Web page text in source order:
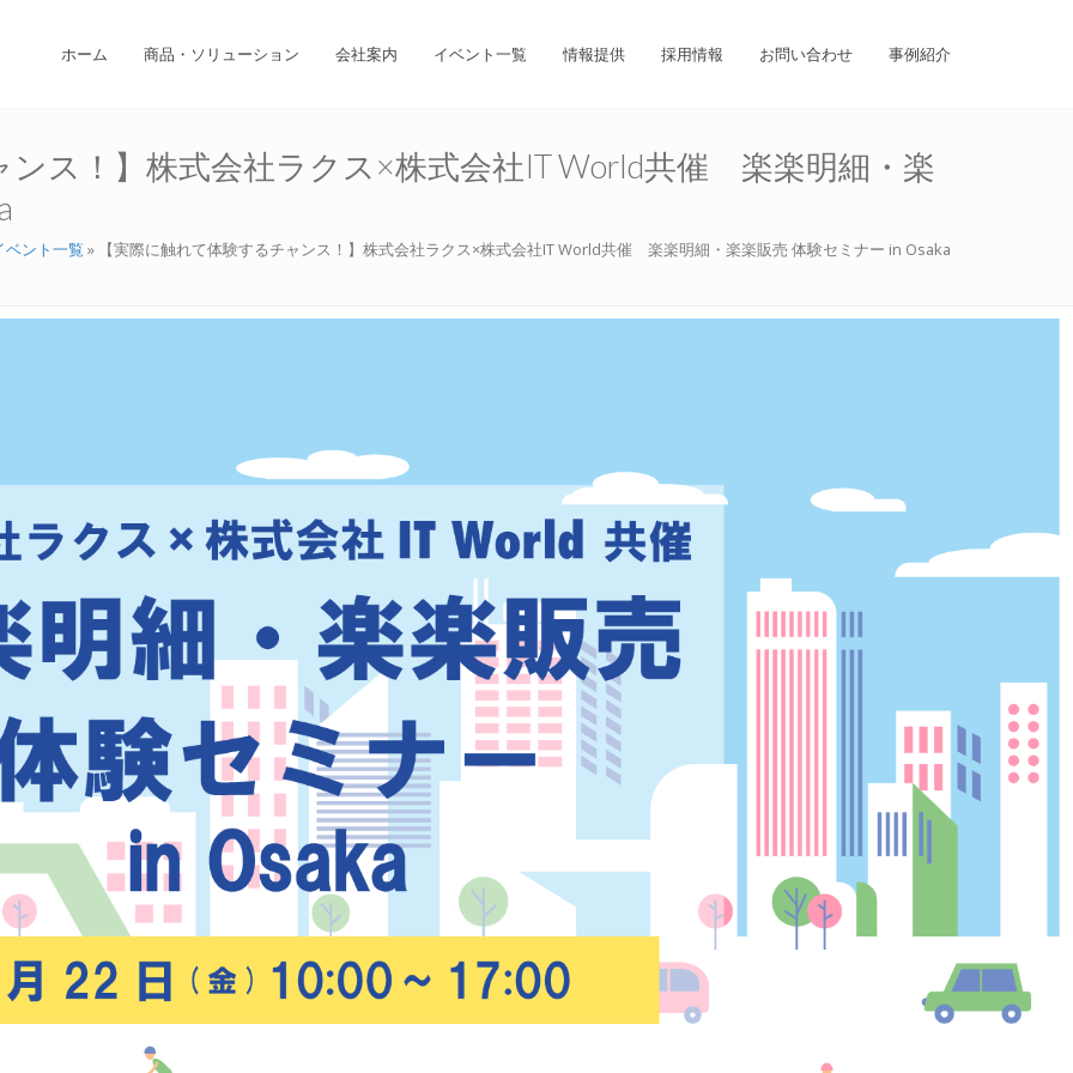
ホーム 商品・ソリューション 会社案内 イベント一覧 情報提供 採用情報 お問い合わせ 事例紹介
ス！】株式会社ラクス×株式会社IT World共催 楽楽明細・楽
ベント一覧 » 【実際に触れて体験するチャンス！】株式会社ラクス×株式会社IT World共催 楽楽明細・楽楽販売 体験セミナー in Osaka